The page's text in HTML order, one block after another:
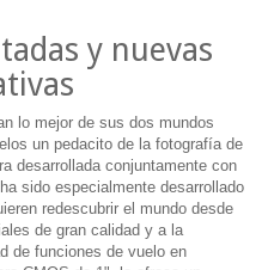
y nuevas
lo mejor de sus dos mundos
un pedacito de la fotografía de
desarrollada conjuntamente con
sido especialmente desarrollado
redescubrir el mundo desde
de gran calidad y a la
de funciones de vuelo en